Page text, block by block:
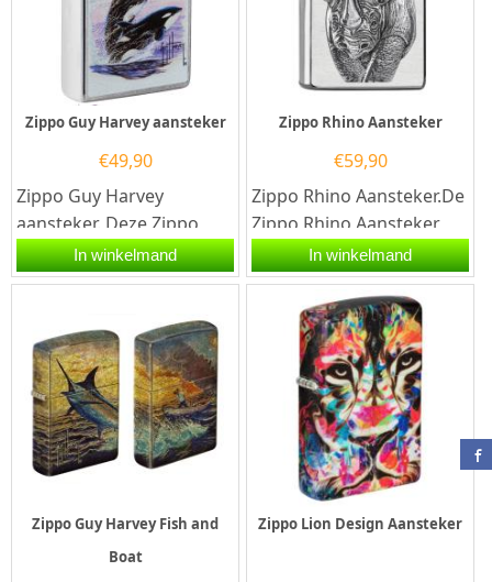
Zippo Guy Harvey aansteker
€49,90
Zippo Guy Harvey
aansteker. Deze Zippo
benzine aansteker heeft
een hoogglans chrome
In winkelmand
Zippo Rhino Aansteker
€59,90
Zippo Rhino Aansteker.De
Zippo Rhino Aansteker
heeft een geborsteld
chrome afwerking met
een 3D...
In winkelmand
Zippo Guy Harvey Fish and
Boat
Zippo Lion Design Aansteker